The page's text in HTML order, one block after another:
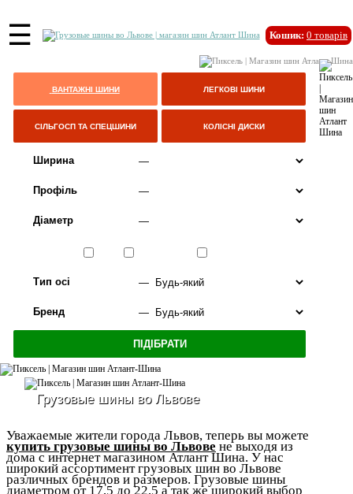
☰ Кошик: 0 товарів
ВАНТАЖНІ ШИНИ ЛЕГКОВІ ШИНИ
СІЛЬГОСП ТА СПЕЦШИНИ КОЛІСНІ ДИСКИ
Ширина
Профіль
Діаметр
Тип осі
Бренд
Грузовые шины во Львове
Уважаемые жители города Львов, теперь вы можете
купить грузовые шины во Львове не выходя из
дома с интернет магазином Атлант Шина. У нас
широкий ассортимент грузовых шин во Львове
различных брендов и размеров. Грузовые шины
диаметром от 17,5 до 22,5 а так же широкий выбор